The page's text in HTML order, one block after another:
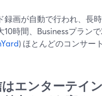
録画が自動で行われ、長
10時間、Businessプラン
) ほとんどのコンサー
エンターテイ